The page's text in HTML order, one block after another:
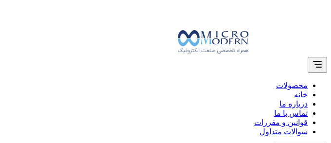
محصولات
خانه
درباره ما
تماس با ما
قوانین و مقررات
سوالات متداول